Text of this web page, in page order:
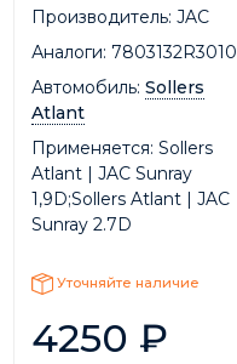
Производитель: JAC
Аналоги: 7803132R3010
Автомобиль: Sollers
Atlant
Применяется: Sollers
Atlant | JAC Sunray
1,9D;Sollers Atlant | JAC
Sunray 2.7D
Уточняйте наличие
4250 ₽